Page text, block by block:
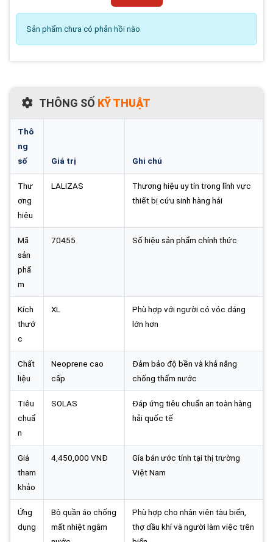
Sản phẩm chưa có phản hồi nào
THÔNG SỐ KỸ THUẬT
Thô
ng
số
Giá trị Ghi chú
Thư
ơng
hiệu
LALIZAS
Thương hiệu uy tín trong lĩnh vực
thiết bị cứu sinh hàng hải
Mã
sản
phẩ
m
70455 Số hiệu sản phẩm chính thức
Kích
thướ
c
XL
Phù hợp với người có vóc dáng
lớn hơn
Chất
liệu
Neoprene cao
cấp
Đảm bảo độ bền và khả năng
chống thấm nước
Tiêu
chuẩ
n
SOLAS
Đáp ứng tiêu chuẩn an toàn hàng
hải quốc tế
Giá
tham
khảo
4,450,000 VNĐ
Gía bán ước tính tại thị trường
Việt Nam
Ứng
dụng
Bộ quần áo chống
mất nhiệt ngâm
Phù hợp cho nhân viên tàu biển,
thợ dầu khí và người làm việc trên